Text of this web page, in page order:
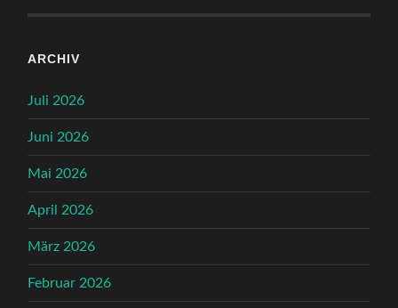
ARCHIV
Juli 2026
Juni 2026
Mai 2026
April 2026
März 2026
Februar 2026